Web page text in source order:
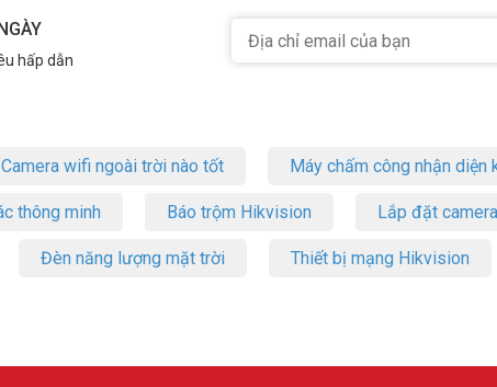
hấp dẫn
Camera wifi ngoài trời nào tốt Máy chấm công nhận diện
thông minh Báo trộm Hikvision Lắp đặt
Đèn năng lượng mặt trời Thiết bị mạng Hikvision